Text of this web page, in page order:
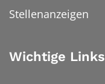
Stellenanzeigen
Wichtige Links